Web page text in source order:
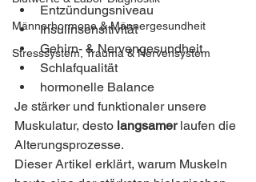
Männerhormone & Männergesundheit
Stresssystem, Trauma & Nervensystem
Entzündungsniveau
Insulinsensitivität
Gehirn- & Nervengesundheit
Schlafqualität
hormonelle Balance
Je stärker und funktionaler unsere
Muskulatur, desto langsamer laufen die
Alterungsprozesse.
Dieser Artikel erklärt, warum Muskeln